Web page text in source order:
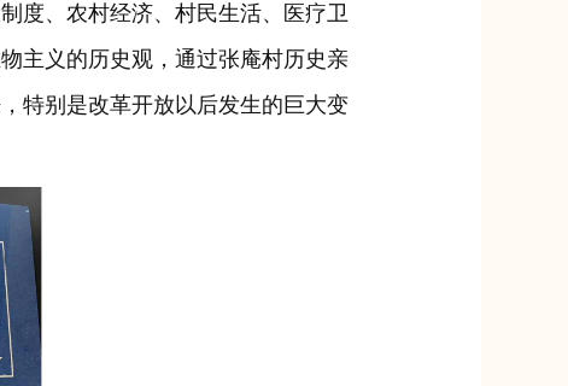
度、农村经济、村民生活、医疗卫
主义的历史观，通过张庵村历史亲
特别是改革开放以后发生的巨大变